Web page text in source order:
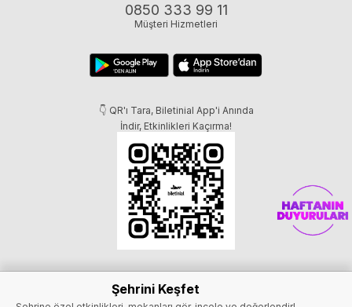
Şehrini Keşfet
0850 333 99 11
Müşteri Hizmetleri
👇 QR'ı Tara, Biletinial App'i Anında
İndir, Etkinlikleri Kaçırma!